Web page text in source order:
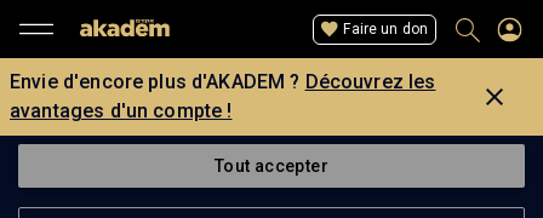
Faire un don
Envie d'encore plus d'AKADEM ? Découvrez les
avantages d'un compte !
Tout accepter